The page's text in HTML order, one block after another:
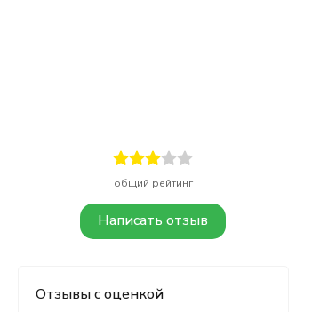
общий рейтинг
Написать отзыв
Отзывы с оценкой